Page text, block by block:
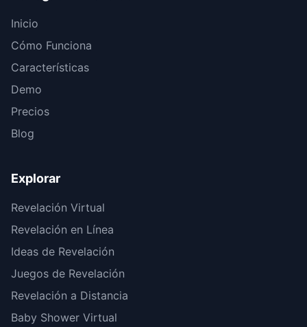
Inicio
Cómo Funciona
Características
Demo
Precios
Blog
Explorar
Revelación Virtual
Revelación en Línea
Ideas de Revelación
Juegos de Revelación
Revelación a Distancia
Baby Shower Virtual